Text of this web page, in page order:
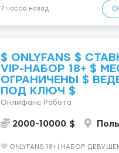
конфіденційність і професійну
Працюємо офіційно, поважаємо
7 часов назад
$ ONLYFANS $
VIP-НАБОР 18+ $
ОГРАНИЧЕНЫ $
ПОД КЛЮЧ $
Онлифанс Работа
2000-10000 $
💜 ONLYFANS 18+ | НАБОР